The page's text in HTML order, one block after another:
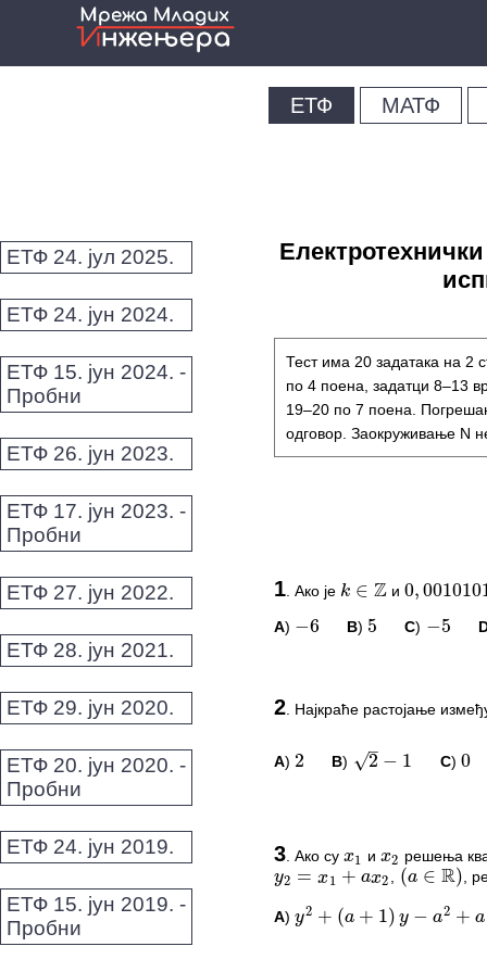
ЕТФ МАТФ
ЕТФ 24. јул 2025.
ЕТФ 24. јун 2024.
ЕТФ 15. јун 2024. -
Пробни
ЕТФ 26. јун 2023.
ЕТФ 17. јун 2023. -
Пробни
ЕТФ 27. јун 2022.
ЕТФ 28. јун 2021.
ЕТФ 29. јун 2020.
ЕТФ 20. јун 2020. -
Пробни
ЕТФ 24. јун 2019.
ЕТФ 15. јун 2019. -
Пробни
Тест има 20 задатака на 2
по 4 поена, задатци 8–13
19–20 по 7 поена.
одговор. Заокруживање N
1. Ако је k∈Z и 0,0010101⋅
A)
− 6
−6 B)
5
5 C)
− 5
−5
*Морате бити логовани
2. Најкраће растојање
A) 2 B)
–
2−1 C) 0
Овај задатак нема
*Морате бити логовани
3 Ако су x1 и x2 решења
2
y2 =x1 +ax 2 , (a∈R ) ,
A)
y 2 +(a + 1)y − a2 + a +
y2+(a +1) y− a2 + a+1=0
2